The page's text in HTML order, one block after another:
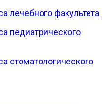
лечебного факультета
педиатрического
стоматологического